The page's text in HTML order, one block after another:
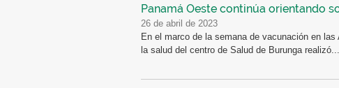
Panamá Oeste continúa orientando
26 de abril de 2023
En el marco de la semana de vacunación en
la salud del centro de Salud de Burunga realizó...